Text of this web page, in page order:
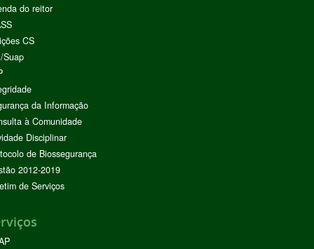
do reitor
CS
Suap
da Informação
à Comunidade
Disciplinar
de Biossegurança
2012-2019
de Serviços